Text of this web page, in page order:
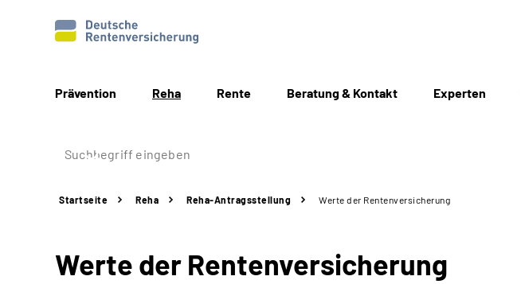
Prävention Reha Rente Beratung & Kontakt Experten
Startseite Reha Reha-Antragsstellung Werte der Rentenversicherung
Werte der Rentenversicherung